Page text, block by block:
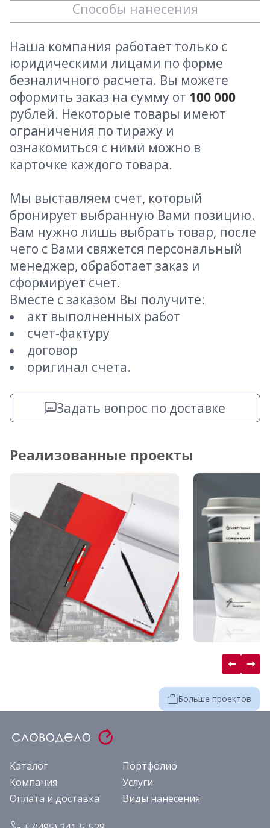
Способы нанесения
Наша компания работает только с
юридическими лицами по форме
безналичного расчета. Вы можете
оформить заказ на сумму от 100 000
рублей. Некоторые товары имеют
ограничения по тиражу и
ознакомиться с ними можно в
карточке каждого товара.
Мы выставляем счет, который
бронирует выбранную Вами позицию.
Вам нужно лишь выбрать товар, после
чего с Вами свяжется персональный
менеджер, обработает заказ и
сформирует счет.
Вместе с заказом Вы получите:
акт выполненных работ
счет-фактуру
договор
оригинал счета.
Задать вопрос по доставке
Реализованные проекты
Больше проектов
Каталог
Портфолио
Компания
Услуги
Оплата и доставка
Виды нанесения